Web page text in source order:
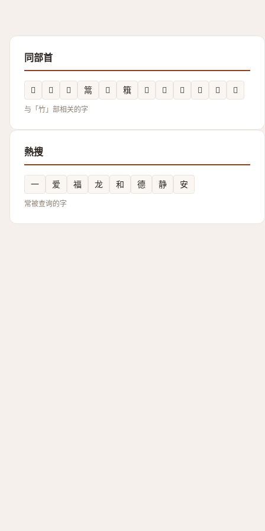
同部首
𥭫 𥫦 𥷼 䈪 𥫙 簯 𥴘 𥴏 𬔼 𥲊 𮆐 𥰾
与「竹」部相关的字
熱搜
一 爱 福 龙 和 德 静 安
常被查询的字